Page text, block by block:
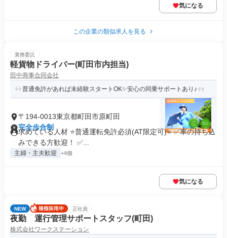
気になる
この企業の類似求人を見る
業務委託
軽貨物ドライバー(町田市内担当)
田中商事合同会社
普通免許があれば未経験スタートOK✨安心の同乗サポートあり♪
〒194-0013東京都町田市原町田
完全歩合制
求めている人材 ⭐普通運転免許必須(AT限定可)⭐ ✅車の持ち込
みできる方歓迎！ ✅...
主婦・主夫歓迎 +4個
気になる
NEW 正社員
夜勤 運行管理サポートスタッフ(町田)
株式会社ワークステーション